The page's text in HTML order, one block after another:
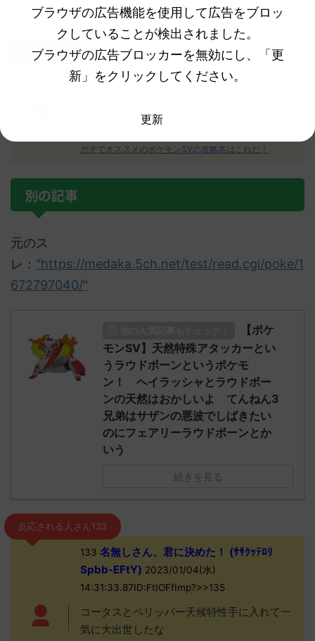
名無しさん
クワッスの人形が可愛すぎて笑ったｗｗ何持っちゃって
え！？ミライドンの人形が浮いてる！？これどういうこ
ガチでオススメのポケモンSVの攻略本はこれだ！
別の記事
元のス
レ： "https://medaka.5ch.net/test/read.cgi/poke/1
672797040/"
【ポケ
モンSV】天然特殊アタッカーとい
うラウドボーンというポケモ
ン！ ヘイラッシャとラウドボー
ンの天然はおかしいよ てんねん3
兄弟はサザンの悪波でしばきたい
のにフェアリーラウドボーンとか
いう
続きを見る
反応される人さん133
133 名無しさん、君に決めた！ (ｻｻｸｯﾃﾛﾘ
Spbb-EFtY) 2023/01/04(水)
14:31:33.87ID:FtIOFfImp?>>135
コータスとペリッパー天候特性手に入れて一
気に大出世したな
ブラウザの広告機能を使用して広告をブロッ
クしていることが検出されました。
ブラウザの広告ブロッカーを無効にし、「更
新」をクリックしてください。
更新